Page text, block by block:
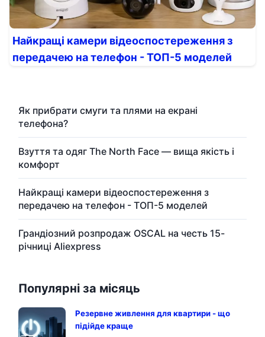
Найкращі камери відеоспостереження з
передачею на телефон - ТОП-5 моделей
Як прибрати смуги та плями на екрані
телефона?
Взуття та одяг The North Face — вища якість і
комфорт
Найкращі камери відеоспостереження з
передачею на телефон - ТОП-5 моделей
Грандіозний розпродаж OSCAL на честь 15-
річниці Aliexpress
Популярні за місяць
Резервне живлення для квартири - що
підійде краще